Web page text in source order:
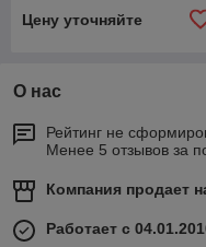
Цену уточняйте
О нас
Рейтинг не
Менее 5 отзывов за
Компания продает
Работает с